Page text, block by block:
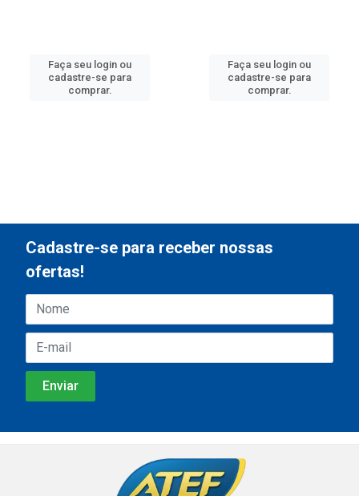
Faça seu login ou
cadastre-se para
comprar.
Faça seu login ou
cadastre-se para
comprar.
Cadastre-se para receber nossas
ofertas!